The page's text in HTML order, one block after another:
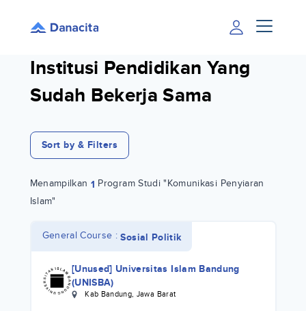
Institusi Pendidikan Yang
Sudah Bekerja Sama
Sort by & Filters
Menampilkan 1 Program Studi "Komunikasi Penyiaran
Islam"
General Course :Sosial Politik
[Unused] Universitas Islam Bandung
(UNISBA)
Kab Bandung, Jawa Barat